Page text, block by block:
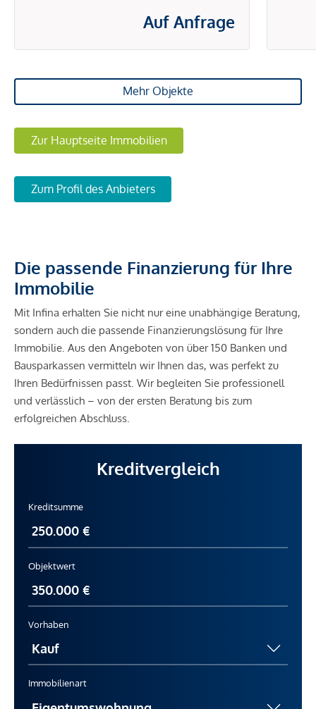
Auf Anfrage
Mehr Objekte
Zur Hauptseite Immobilien
Zum Profil des Anbieters
Die passende Finanzierung für Ihre
Immobilie
Mit Infina erhalten Sie nicht nur eine unabhängige Beratung,
sondern auch die passende Finanzierungslösung für Ihre
Immobilie. Aus den Angeboten von über 150 Banken und
Bausparkassen vermitteln wir Ihnen das, was perfekt zu
Ihren Bedürfnissen passt. Wir begleiten Sie professionell
und verlässlich – von der ersten Beratung bis zum
erfolgreichen Abschluss.
Kreditvergleich
Kreditsumme
Objektwert
Vorhaben
Immobilienart